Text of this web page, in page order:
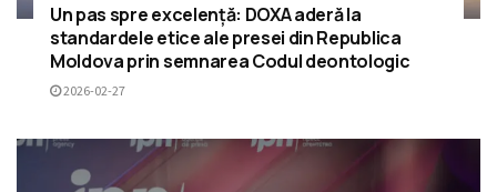
Un pas spre excelență: DOXA aderă la
standardele etice ale presei din Republica
Moldova prin semnarea Codul deontologic
2026-02-27